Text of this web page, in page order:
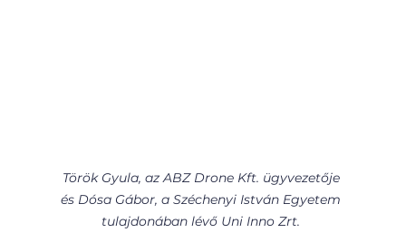
Török Gyula, az ABZ Drone Kft. ügyvezetője
és Dósa Gábor, a Széchenyi István Egyetem
tulajdonában lévő Uni Inno Zrt.